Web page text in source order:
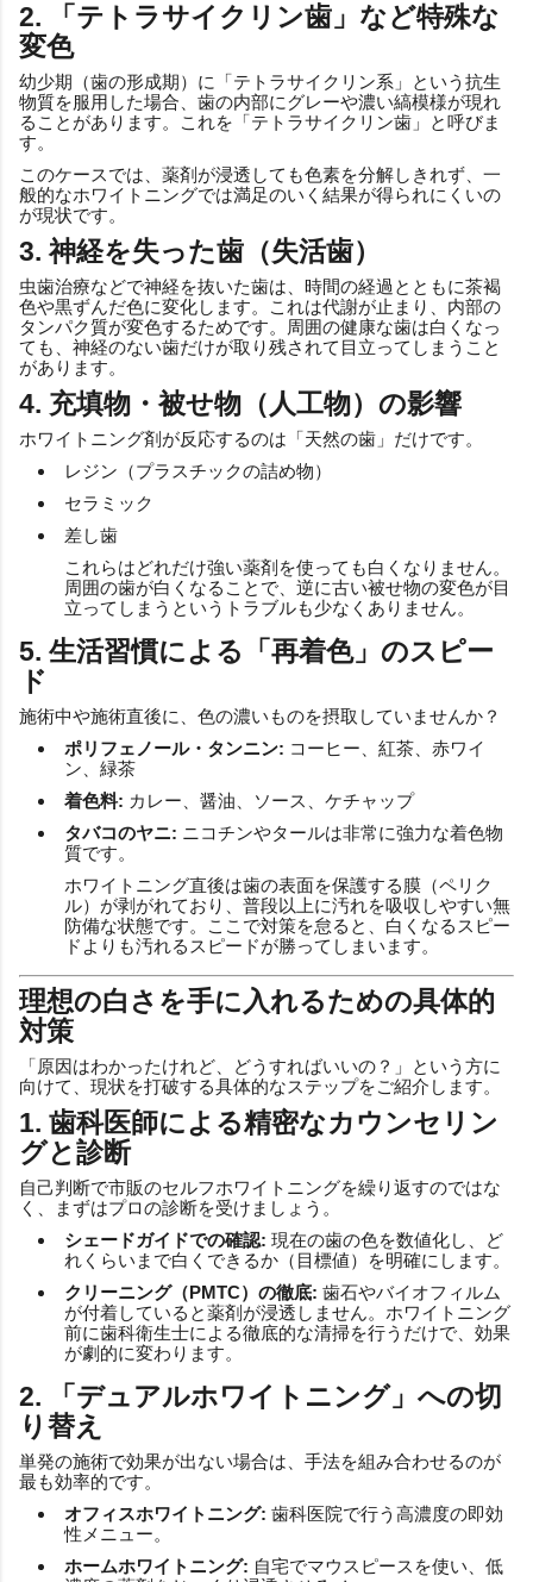
2. 「テトラサイクリン歯」など特殊な
変色
幼少期（歯の形成期）に「テトラサイクリン系」という抗生
物質を服用した場合、歯の内部にグレーや濃い縞模様が現れ
ることがあります。これを「テトラサイクリン歯」と呼びま
す。
このケースでは、薬剤が浸透しても色素を分解しきれず、一
般的なホワイトニングでは満足のいく結果が得られにくいの
が現状です。
3. 神経を失った歯（失活歯）
虫歯治療などで神経を抜いた歯は、時間の経過とともに茶褐
色や黒ずんだ色に変化します。これは代謝が止まり、内部の
タンパク質が変色するためです。周囲の健康な歯は白くなっ
ても、神経のない歯だけが取り残されて目立ってしまうこと
があります。
4. 充填物・被せ物（人工物）の影響
ホワイトニング剤が反応するのは「天然の歯」だけです。
レジン（プラスチックの詰め物）
セラミック
差し歯
これらはどれだけ強い薬剤を使っても白くなりません。
周囲の歯が白くなることで、逆に古い被せ物の変色が目
立ってしまうというトラブルも少なくありません。
5. 生活習慣による「再着色」のスピー
ド
施術中や施術直後に、色の濃いものを摂取していませんか？
ポリフェノール・タンニン: コーヒー、紅茶、赤ワイ
ン、緑茶
着色料: カレー、醤油、ソース、ケチャップ
タバコのヤニ: ニコチンやタールは非常に強力な着色物
質です。
ホワイトニング直後は歯の表面を保護する膜（ペリク
ル）が剥がれており、普段以上に汚れを吸収しやすい無
防備な状態です。ここで対策を怠ると、白くなるスピー
ドよりも汚れるスピードが勝ってしまいます。
理想の白さを手に入れるための具体的
対策
「原因はわかったけれど、どうすればいいの？」という方に
向けて、現状を打破する具体的なステップをご紹介します。
1. 歯科医師による精密なカウンセリン
グと診断
自己判断で市販のセルフホワイトニングを繰り返すのではな
く、まずはプロの診断を受けましょう。
シェードガイドでの確認: 現在の歯の色を数値化し、ど
れくらいまで白くできるか（目標値）を明確にします。
クリーニング（PMTC）の徹底: 歯石やバイオフィルム
が付着していると薬剤が浸透しません。ホワイトニング
前に歯科衛生士による徹底的な清掃を行うだけで、効果
が劇的に変わります。
2. 「デュアルホワイトニング」への切
り替え
単発の施術で効果が出ない場合は、手法を組み合わせるのが
最も効率的です。
オフィスホワイトニング: 歯科医院で行う高濃度の即効
性メニュー。
ホームホワイトニング: 自宅でマウスピースを使い、低